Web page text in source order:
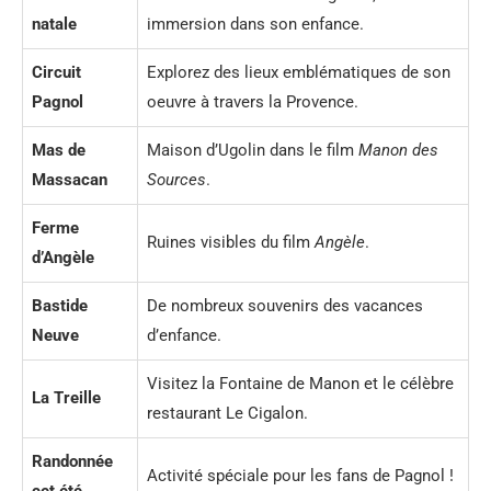
natale
immersion dans son enfance.
Circuit
Pagnol
Explorez des lieux emblématiques de son
oeuvre à travers la Provence.
Mas de
Massacan
Maison d’Ugolin dans le film Manon des
Sources.
Ferme
d’Angèle
Ruines visibles du filmAngèle.
Bastide
Neuve
De nombreux souvenirs des vacances
d’enfance.
La Treille
Visitez la Fontaine de Manon et le célèbre
restaurant Le Cigalon.
Randonnée
Activité spéciale pour les fans de Pagnol !